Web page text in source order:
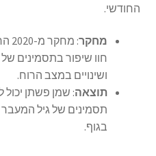
החודשי.
מחקר
:
חוו שיפור בתסמינים
ושינויים במצב הרוח.
תוצאה: שמן פשתן
תסמינים של גיל המעבר
בגוף.